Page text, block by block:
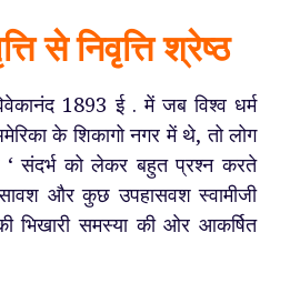
से निवृत्ति श्रेष्ठ
1893 ई . में जब विश्व धर्म
के शिकागो नगर में थे, तो लोग
‘ संदर्भ को लेकर बहुत प्रश्न करते
और कुछ उपहासवश स्वामीजी
भिखारी समस्या की ओर आकर्षित